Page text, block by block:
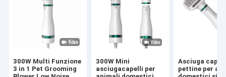
300W Multi Funzione
3 in 1 Pet Grooming
300W Mini
asciugacapelli per
Asciuga
pettine per